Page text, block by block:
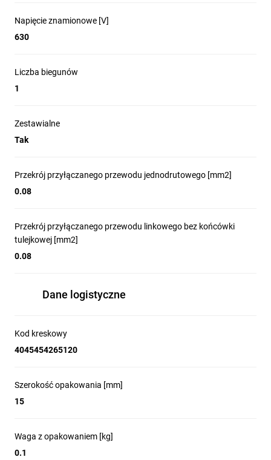
Napięcie znamionowe [V]
630
Liczba biegunów
1
Zestawialne
Tak
Przekrój przyłączanego przewodu jednodrutowego [mm2]
0.08
Przekrój przyłączanego przewodu linkowego bez końcówki
tulejkowej [mm2]
0.08
Dane logistyczne
Kod kreskowy
4045454265120
Szerokość opakowania [mm]
15
Waga z opakowaniem [kg]
0.1